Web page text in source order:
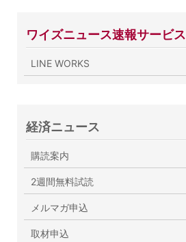
ワイズニュース速報サービス
LINE WORKS
経済ニュース
購読案内
2週間無料試読
メルマガ申込
取材申込